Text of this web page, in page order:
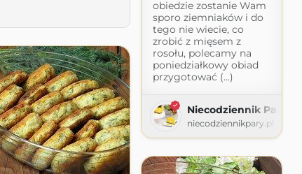
obiedzie zostanie Wam
sporo ziemniaków i do
tego nie wiecie, co
zrobić z mięsem z
rosołu, polecamy na
poniedziałkowy obiad
przygotować (...)
Niecodziennik Pary
niecodziennikpary.pl